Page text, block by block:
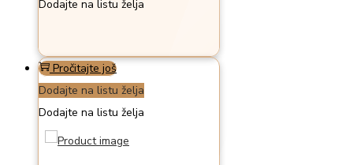
Dodajte na listu želja
Pročitajte još
Dodajte na listu želja
Dodajte na listu želja